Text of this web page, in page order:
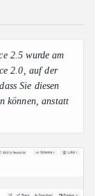
2.5 wurde am
2.0, auf der
Sie diesen
können, anstatt